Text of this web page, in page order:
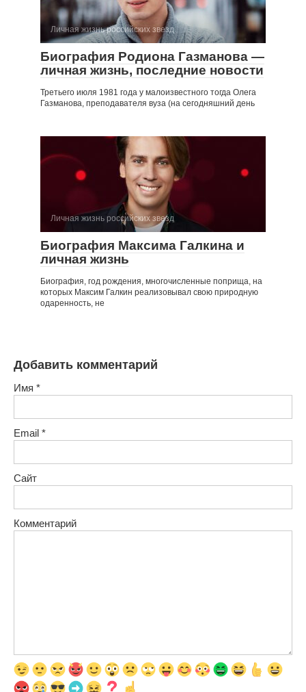
Личная жизнь российских звезд
Биография Родиона Газманова —
личная жизнь, последние новости
Третьего июля 1981 года у малоизвестного тогда Олега
Газманова, преподавателя вуза (на сегодняшний день
Личная жизнь российских звезд
Биография Максима Галкина и
личная жизнь
Биография, год рождения, многочисленные поприща, на
которых Максим Галкин реализовывал свою природную
одаренность, не
Добавить комментарий
Имя *
Email *
Сайт
Комментарий